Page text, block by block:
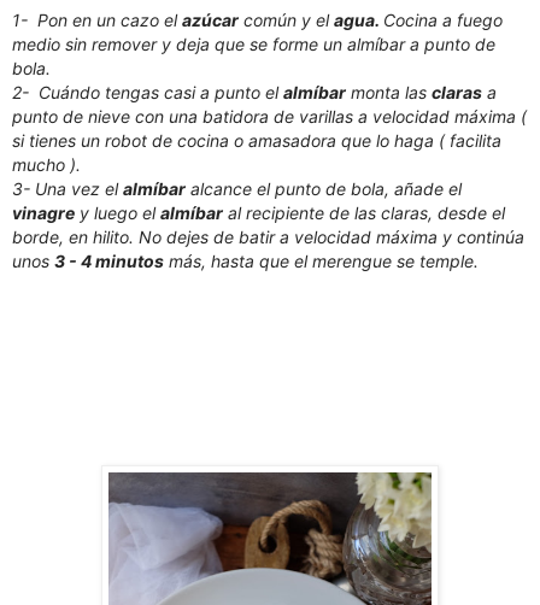
1- Pon en un cazo elazúcar común y elagua. Cocina a fuego
medio sin remover y deja que se forme un almíbar a punto de
bola.
2- Cuándo tengas casi a punto elalmíbar monta las claras a
punto de nieve con una batidora de varillas a velocidad máxima (
si tienes un robot de cocina o amasadora que lo haga ( facilita
mucho ).
3- Una vez elalmíbar alcance el punto de bola, añade el
vinagre y luego elalmíbar al recipiente de las claras, desde el
borde, en hilito. No dejes de batir a velocidad máxima y continúa
unos 3 - 4 minutos más, hasta que el merengue se temple.